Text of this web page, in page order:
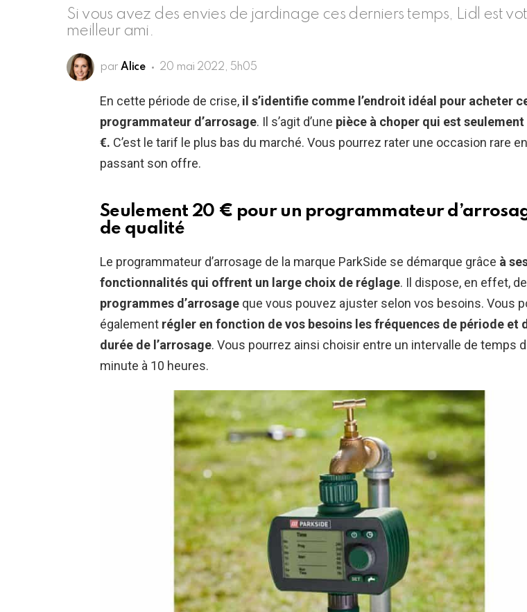
Si vous avez des envies de jardinage ces derniers temps, Lidl est
meilleur ami.
par Alice 20 mai 2022, 5h05
En cette période de crise, il s’identifie comme l’endroit idéal pour acheter
programmateur d’arrosage. Il s’agit d’une pièce à choper qui est seulement
€. C’est le tarif le plus bas du marché. Vous pourrez rater une occasion rare en
passant son offre.
Seulement 20 € pour un programmateur
de qualité
Le programmateur d’arrosage de la marque ParkSide se démarque grâce à
fonctionnalités qui offrent un large choix de réglage. Il dispose, en effet, de
programmes d’arrosage que vous pouvez ajuster selon vos besoins. Vous
également régler en fonction de vos besoins les fréquences de période et
durée de l’arrosage. Vous pourrez ainsi choisir entre un intervalle de temps
minute à 10 heures.